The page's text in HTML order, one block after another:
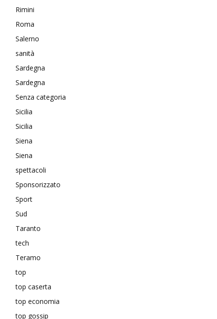
Rimini
Roma
Salerno
sanità
Sardegna
Sardegna
Senza categoria
Sicilia
Sicilia
Siena
Siena
spettacoli
Sponsorizzato
Sport
Sud
Taranto
tech
Teramo
top
top caserta
top economia
top gossip